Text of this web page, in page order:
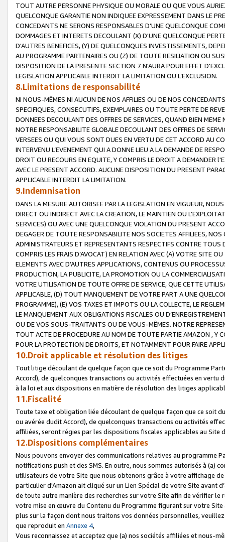
TOUT AUTRE PERSONNE PHYSIQUE OU MORALE OU QUE VOUS
QUELCONQUE GARANTIE NON INDIQUEE EXPRESSEMENT DANS LE
CONCEDANTS NE SERONS RESPONSABLES D’UNE QUELCONQUE
DOMMAGES ET INTERETS DECOULANT (X) D'UNE QUELCONQUE
D'AUTRES BENEFICES, (Y) DE QUELCONQUES INVESTISSEMENTS,
AU PROGRAMME PARTENAIRES OU (Z) DE TOUTE RESILIATION OU
DISPOSITION DE LA PRESENTE SECTION 7 N'AURA POUR EFFET
LEGISLATION APPLICABLE INTERDIT LA LIMITATION OU L’EXCLUSION.
8.Limitations de responsabilité
NI NOUS-MÊMES NI AUCUN DE NOS AFFILIES OU DE NOS
SPECIFIQUES, CONSECUTIFS, EXEMPLAIRES OU TOUTE PERTE DE
DONNEES DECOULANT DES OFFRES DE SERVICES, QUAND BIEN
NOTRE RESPONSABILITE GLOBALE DECOULANT DES OFFRES DE
VERSEES OU QUI VOUS SONT DUES EN VERTU DE CET ACCORD AU
INTERVENU L’EVENEMENT QUI A DONNE LIEU A LA DEMANDE DE
DROIT OU RECOURS EN EQUITE, Y COMPRIS LE DROIT A DEMANDER
AVEC LE PRESENT ACCORD. AUCUNE DISPOSITION DU PRESENT
APPLICABLE INTERDIT LA LIMITATION.
9.Indemnisation
DANS LA MESURE AUTORISEE PAR LA LEGISLATION EN VIGUEUR,
DIRECT OU INDIRECT AVEC LA CREATION, LE MAINTIEN OU
SERVICES) OU AVEC UNE QUELCONQUE VIOLATION DU PRESENT
DEGAGER DE TOUTE RESPONSABILITE NOS SOCIETES AFFILIEES,
ADMINISTRATEURS ET REPRESENTANTS RESPECTIFS CONTRE
COMPRIS LES FRAIS D’AVOCAT) EN RELATION AVEC (A) VOTRE SITE
ELEMENTS AVEC D’AUTRES APPLICATIONS, CONTENUS OU
PRODUCTION, LA PUBLICITE, LA PROMOTION OU LA
VOTRE UTILISATION DE TOUTE OFFRE DE SERVICE, QUE CETTE
APPLICABLE, (D) TOUT MANQUEMENT DE VOTRE PART A UNE
PROGRAMME), (E) VOS TAXES ET IMPOTS OU LA COLLECTE, LE
LE MANQUEMENT AUX OBLIGATIONS FISCALES OU
OU DE VOS SOUS-TRAITANTS OU DE VOUS-MÊMES. NOTRE
TOUT ACTE DE PROCEDURE AU NOM DE TOUTE PARTIE AMAZON , Y
POUR LA PROTECTION DE DROITS, ET NOTAMMENT POUR FAIRE
10.Droit applicable et résolution des litiges
Tout litige découlant de quelque façon que ce soit du Programme
Accord), de quelconques transactions ou activités effectuées en vertu
à la loi et aux dispositions en matière de résolution des litiges
11.Fiscalité
Toute taxe et obligation liée découlant de quelque façon que ce soit
ou avérée dudit Accord), de quelconques transactions ou activités
affiliées, seront régies par les dispositions fiscales applicables au Site
12.Dispositions complémentaires
Nous pouvons envoyer des communications relatives au programme
notifications push et des SMS. En outre, nous sommes autorisés à
utilisateurs de votre Site que nous obtenons grâce à votre affichage
particulier d'Amazon ait cliqué sur un Lien Spécial de votre Site avant
de toute autre manière des recherches sur votre Site afin de vérifier
votre mise en œuvre du Contenu du Programme figurant sur votre
plus sur la façon dont nous traitons vos données personnelles,
que reproduit en Annexe 4,
Vous reconnaissez et acceptez que (a) nos sociétés affiliées et nous-